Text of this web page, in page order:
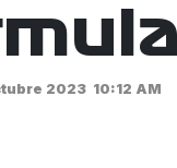
2023 10:12 AM